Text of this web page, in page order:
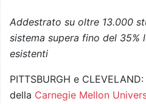
Addestrato su oltre 13.000
sistema supera fino del 35%
esistenti
PITTSBURGH e
della Carnegie Mellon